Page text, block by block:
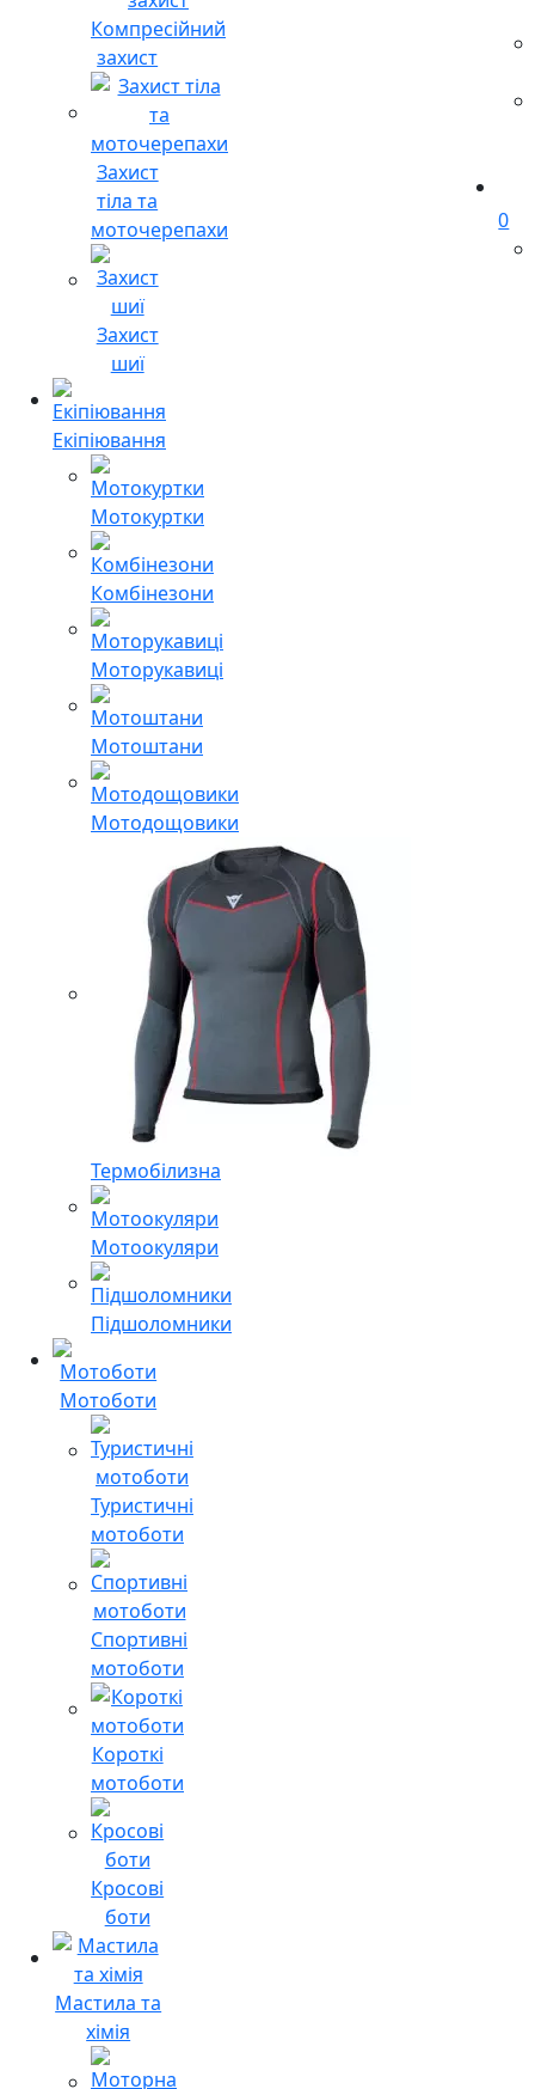
Компресійний
захист
Захист
тіла та
моточерепахи
Захист
шиї
Екіпіювання
Мотокуртки
Комбінезони
Моторукавиці
Мотоштани
Мотодощовики
Термобілизна
Мотоокуляри
Підшоломники
Мотоботи
Туристичні
мотоботи
Спортивні
мотоботи
Короткі
мотоботи
Кросові
боти
Мастила та
хімія
0